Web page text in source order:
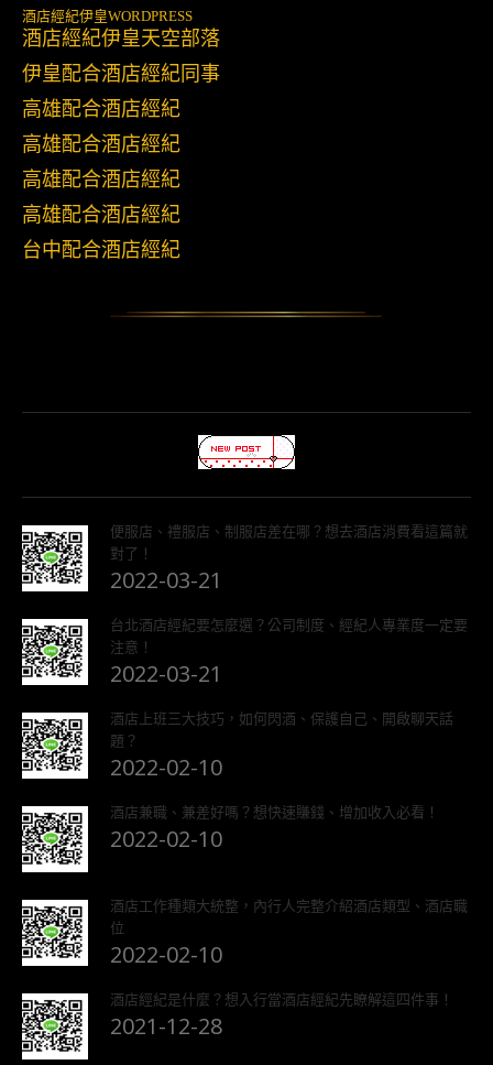
酒店經紀伊皇WORDPRESS
酒店經紀伊皇天空部落
伊皇配合酒店經紀同事
高雄配合酒店經紀
高雄配合酒店經紀
高雄配合酒店經紀
高雄配合酒店經紀
台中配合酒店經紀
便服店、禮服店、制服店差在哪？想去酒店消費看這篇就
對了！
2022-03-21
台北酒店經紀要怎麼選？公司制度、經紀人專業度一定要
注意！
2022-03-21
酒店上班三大技巧，如何閃酒、保護自己、開啟聊天話
題？
2022-02-10
酒店兼職、兼差好嗎？想快速賺錢、增加收入必看！
2022-02-10
酒店工作種類大統整，內行人完整介紹酒店類型、酒店職
位
2022-02-10
酒店經紀是什麼？想入行當酒店經紀先瞭解這四件事！
2021-12-28